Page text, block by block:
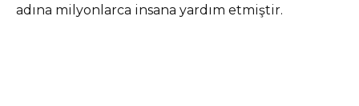
adına milyonlarca insana yardım etmiştir.